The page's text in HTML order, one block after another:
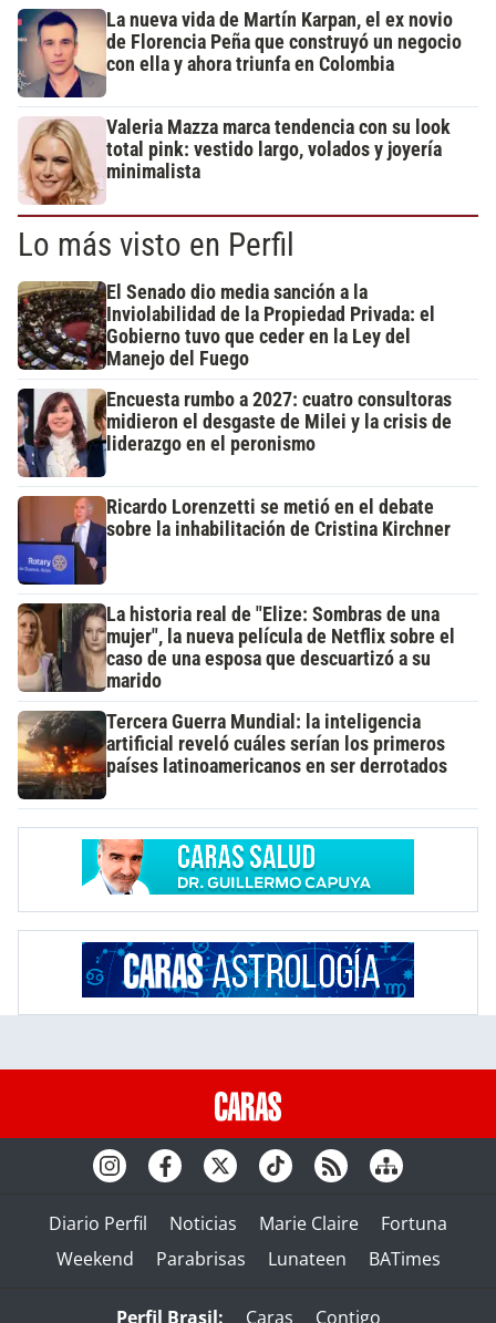
La nueva vida de Martín Karpan, el ex novio
de Florencia Peña que construyó un negocio
con ella y ahora triunfa en Colombia
Valeria Mazza marca tendencia con su look
total pink: vestido largo, volados y joyería
minimalista
Lo más visto en Perfil
El Senado dio media sanción a la
Inviolabilidad de la Propiedad Privada: el
Gobierno tuvo que ceder en la Ley del
Manejo del Fuego
Encuesta rumbo a 2027: cuatro consultoras
midieron el desgaste de Milei y la crisis de
liderazgo en el peronismo
Ricardo Lorenzetti se metió en el debate
sobre la inhabilitación de Cristina Kirchner
La historia real de "Elize: Sombras de una
mujer", la nueva película de Netflix sobre el
caso de una esposa que descuartizó a su
marido
Tercera Guerra Mundial: la inteligencia
artificial reveló cuáles serían los primeros
países latinoamericanos en ser derrotados
Diario Perfil Noticias Marie Claire
Fortuna
Weekend
Parabrisas Lunateen BATimes
Perfil Brasil: Caras Contigo